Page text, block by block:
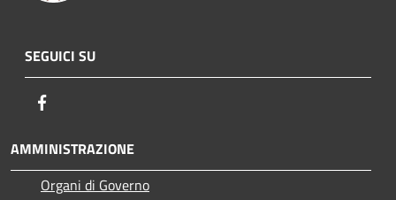
SEGUICI SU
AMMINISTRAZIONE
Organi di Governo